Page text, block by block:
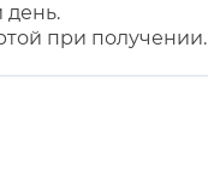
при получении.